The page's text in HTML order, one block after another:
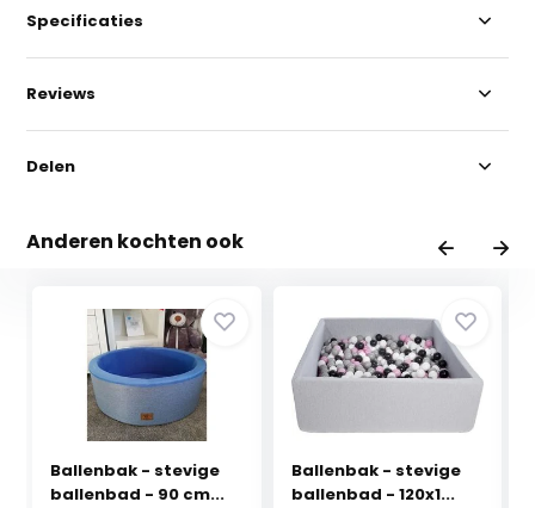
Specificaties
Reviews
Delen
Anderen kochten ook
Ballenbak - stevige
ballenbad - 90 cm...
Ballenbak - stevige
ballenbad - 120x1...